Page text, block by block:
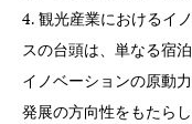
4. 観光産業におけるイ
スの台頭は、単なる宿
イノベーションの原動
発展の方向性をもたら